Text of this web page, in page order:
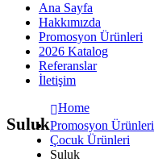
Ana Sayfa
Hakkımızda
Promosyon Ürünleri
2026 Katalog
Referanslar
İletişim
Suluk
Home
Promosyon Ürünleri
Çocuk Ürünleri
Suluk